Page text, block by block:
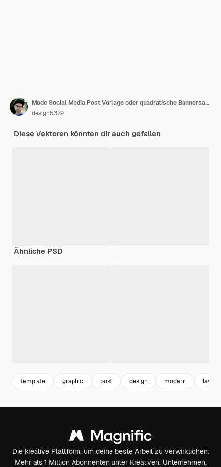
Mode Social Media Post Vorlage oder quadratische Bannersammlung
design5379
Diese Vektoren könnten dir auch gefallen
Ähnliche PSD
template graphic post design modern layout
Die kreative Plattform, um deine beste Arbeit zu verwirklichen.
Mehr als 1 Million Abonnenten unter Kreativen, Unternehmen,